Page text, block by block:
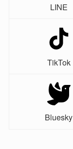
LINE
TikTok
Bluesky